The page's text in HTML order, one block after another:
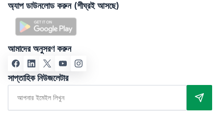
অ্যাপ ডাউনলোড করুন (শীঘ্রই আসছে)
আমাদের অনুসরণ করুন
সাপ্তাহিক নিউজলেটার